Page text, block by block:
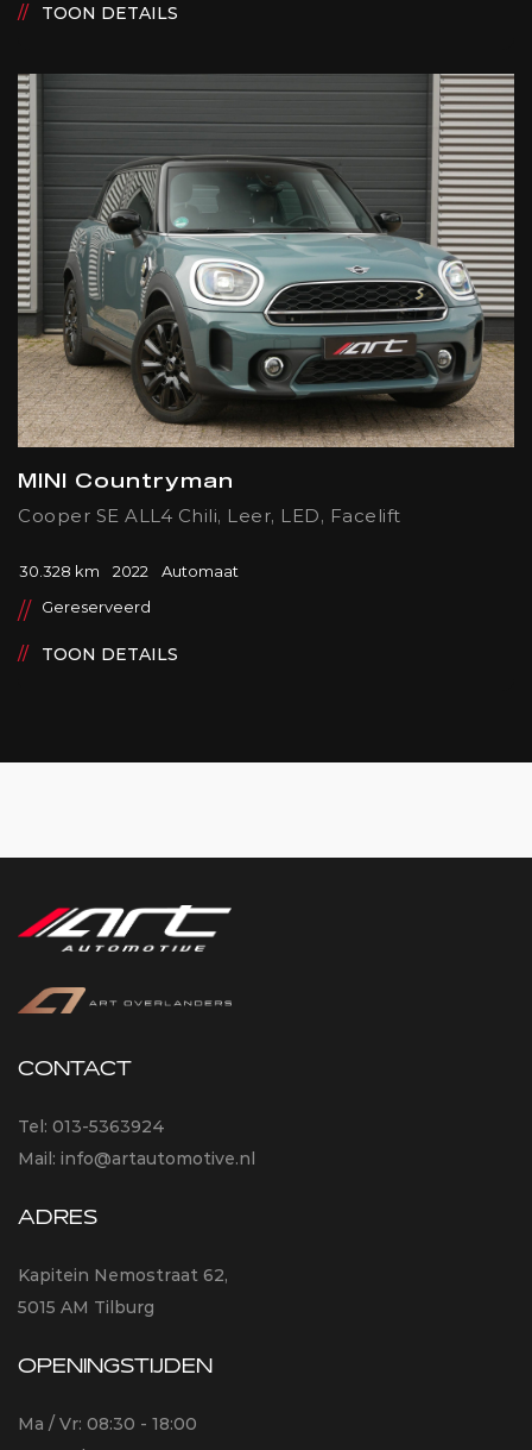
TOON DETAILS
MINI Countryman
Cooper SE ALL4 Chili, Leer, LED, Facelift
30.328 km 2022
Automaat
Gereserveerd
TOON DETAILS
CONTACT
Tel: 013-5363924
Mail: info@artautomotive.nl
ADRES
Kapitein Nemostraat 62,
5015 AM Tilburg
OPENINGSTIJDEN
Ma / Vr: 08:30 - 18:00